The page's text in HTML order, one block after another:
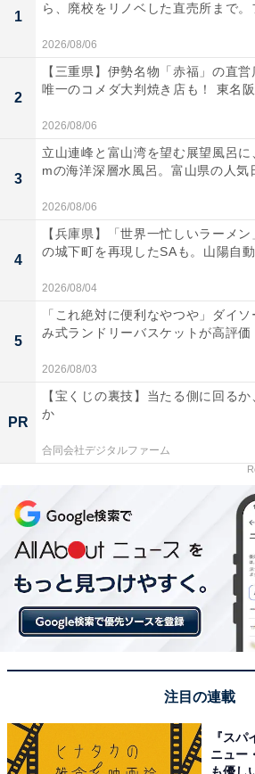
1
ら、廃校をリノベした直売所まで
2026/08/06
2
【三重県】伊勢名物「赤福」の直
唯一のコメダ大判焼き店も！ 東名
2026/08/06
3
立山連峰と富山湾を望む展望風呂
mの海洋深層水風呂。富山県の人気
2026/08/06
4
【兵庫県】「世界一忙しいラーメ
の城下町を再現したSAも。山陽自
2026/08/04
5
「これ絶対に便利なやつや」ダイ
み式ランドリーバスケットが高評
2026/08/03
PR
【宝くじの裏技】当たる側に回るか
か
合同会社デジタルファーム
注目の連載
『ス
ニュー